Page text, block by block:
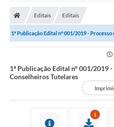
Editais Editais
1ª Publicação Edital n° 001/2019 -
1ª Publicação Edital n° 001/2019
Conselheiros Tutelares
1